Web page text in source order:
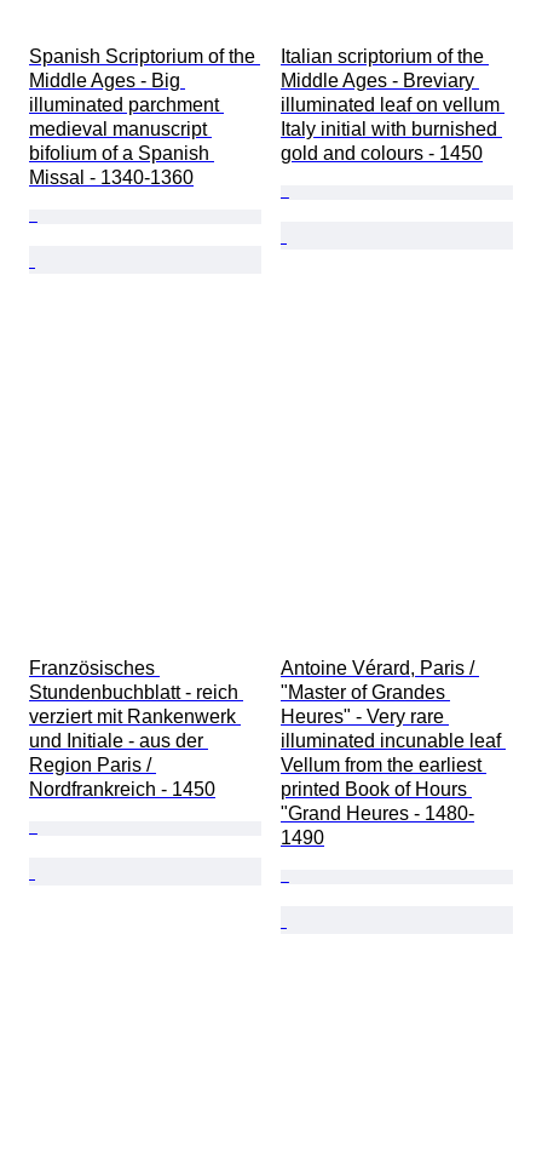
Spanish Scriptorium of the
Middle Ages - Big
illuminated parchment
medieval manuscript
bifolium of a Spanish
Missal - 1340-1360
Italian scriptorium of the
Middle Ages - Breviary
illuminated leaf on vellum
Italy initial with burnished
gold and colours - 1450
Französisches
Stundenbuchblatt - reich
verziert mit Rankenwerk
und Initiale - aus der
Region Paris /
Nordfrankreich - 1450
Antoine Vérard, Paris /
"Master of Grandes
Heures" - Very rare
illuminated incunable leaf
Vellum from the earliest
printed Book of Hours
"Grand Heures - 1480-
1490